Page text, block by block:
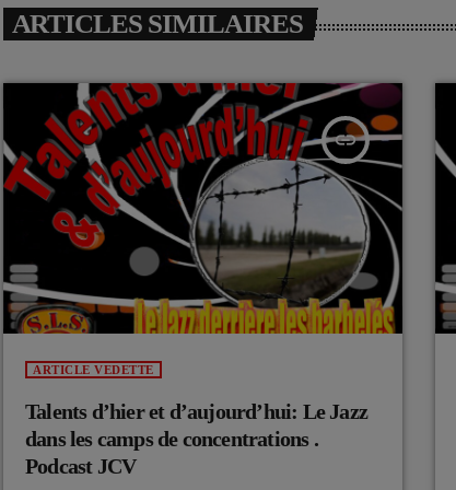
ARTICLES SIMILAIRES
insert_link
ARTICLE VEDETTE
Talents d’hier et d’aujourd’hui: Le Jazz
dans les camps de concentrations .
Podcast JCV